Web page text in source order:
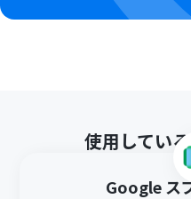
使用してい
Google ス